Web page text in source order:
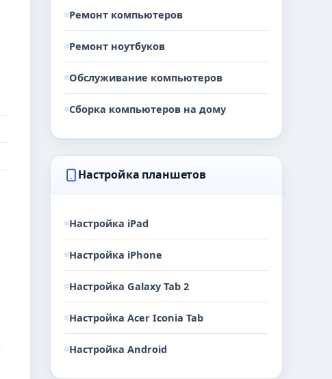
Ремонт компьютеров
Ремонт ноутбуков
Обслуживание компьютеров
Сборка компьютеров на дому
Настройка планшетов
Настройка iPad
Настройка iPhone
Настройка Galaxy Tab 2
Настройка Acer Iconia Tab
Настройка Android